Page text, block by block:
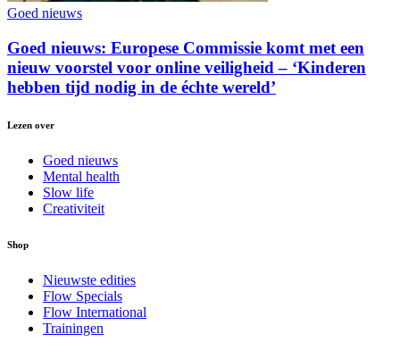
Goed nieuws
Goed nieuws: Europese Commissie komt met een
nieuw voorstel voor online veiligheid – ‘Kinderen
hebben tijd nodig in de échte wereld’
Lezen over
Goed nieuws
Mental health
Slow life
Creativiteit
Shop
Nieuwste edities
Flow Specials
Flow International
Trainingen